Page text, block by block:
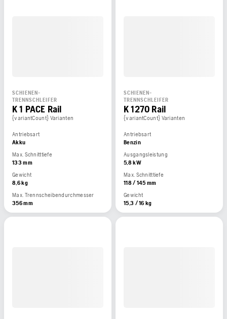
SCHIENEN-
TRENNSCHLEIFER
K 1 PACE Rail
{variantCount} Varianten
Antriebsart
Akku
Max. Schnitttiefe
133 mm
Gewicht
8,6 kg
Max. Trennscheibendurchmesser
356 mm
SCHIENEN-
TRENNSCHLEIFER
K 1270 Rail
{variantCount} Varianten
Antriebsart
Benzin
Ausgangsleistung
5,8 kW
Max. Schnitttiefe
118 / 145 mm
Gewicht
15,3 / 16 kg